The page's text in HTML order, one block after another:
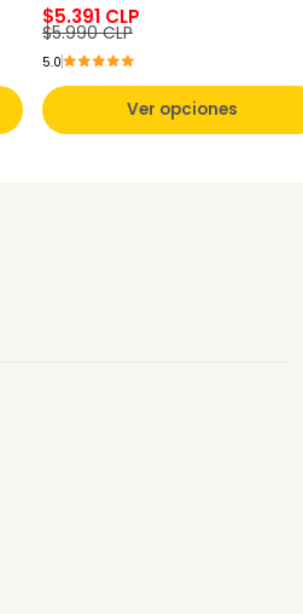
$5.391 CLP
$5.990 CLP
5.0
Ver opciones